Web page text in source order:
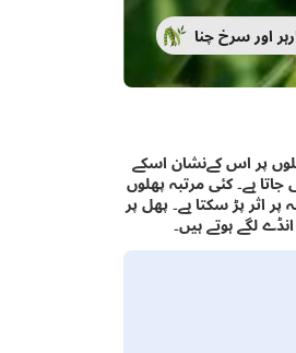
اور سرخ چنا
پر اس کےنشان اسکے
ہے۔ کئی مرتبہ پھلوں
اثر پڑ سکتا ہے۔ پھل پر
لگے ہوتے ہیں۔